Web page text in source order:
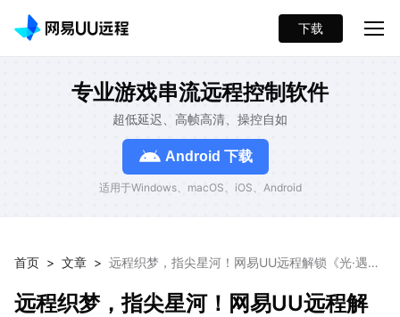
下载
专业游戏串流远程控制软件
超低延迟、高帧高清、操控自如
Android 下载
适用于Windows、macOS、iOS、Android
首页 > 文章 > 远程织梦，指尖星河！网易UU远程解锁《光·遇》
远程织梦，指尖星河！网易UU远程解